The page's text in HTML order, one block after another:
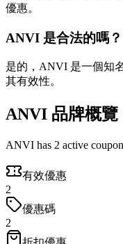
優惠。
ANVI 是合法的嗎？
是的，ANVI 是一個知
其有效性。
ANVI 品牌概覽
ANVI has 2 active
有效優惠
2
優惠碼
2